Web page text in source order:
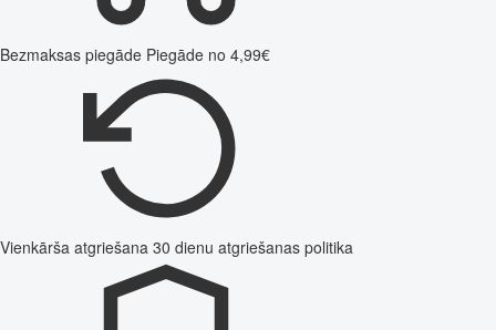
Bezmaksas piegāde Piegāde no 4,99€
Vienkārša atgriešana 30 dienu atgriešanas politika